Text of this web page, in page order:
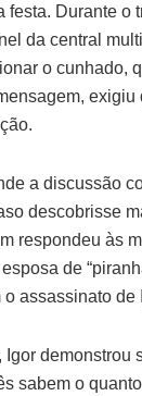
festa. Durante o
da central
o cunhado,
a discussão
descobrisse
respondeu às
de
assassinato de
Igor
sabem o